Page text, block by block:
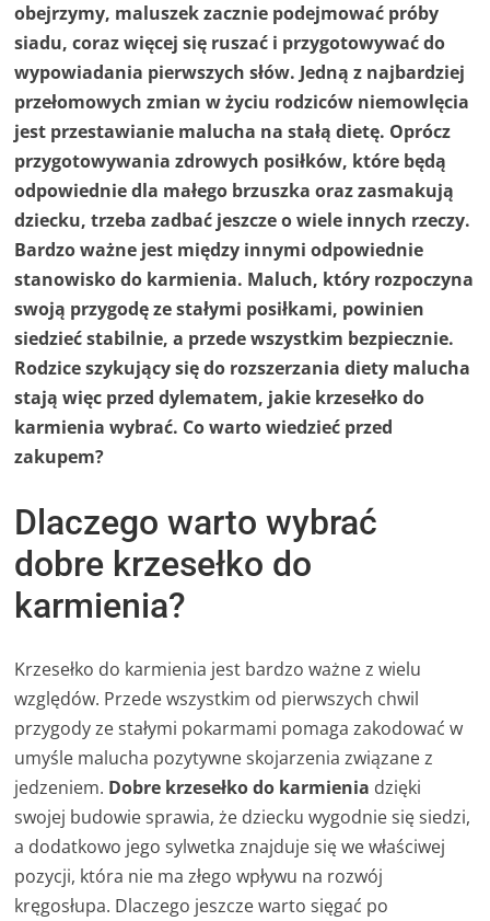
obejrzymy, maluszek zacznie podejmować próby
siadu, coraz więcej się ruszać i przygotowywać do
wypowiadania pierwszych słów. Jedną z najbardziej
przełomowych zmian w życiu rodziców niemowlęcia
jest przestawianie malucha na stałą dietę. Oprócz
przygotowywania zdrowych posiłków, które będą
odpowiednie dla małego brzuszka oraz zasmakują
dziecku, trzeba zadbać jeszcze o wiele innych rzeczy.
Bardzo ważne jest między innymi odpowiednie
stanowisko do karmienia. Maluch, który rozpoczyna
swoją przygodę ze stałymi posiłkami, powinien
siedzieć stabilnie, a przede wszystkim bezpiecznie.
Rodzice szykujący się do rozszerzania diety malucha
stają więc przed dylematem, jakie krzesełko do
karmienia wybrać. Co warto wiedzieć przed
zakupem?
Dlaczego warto wybrać
dobre krzesełko do
karmienia?
Krzesełko do karmienia jest bardzo ważne z wielu
względów. Przede wszystkim od pierwszych chwil
przygody ze stałymi pokarmami pomaga zakodować w
umyśle malucha pozytywne skojarzenia związane z
jedzeniem. Dobre krzesełko do karmienia dzięki
swojej budowie sprawia, że dziecku wygodnie się siedzi,
a dodatkowo jego sylwetka znajduje się we właściwej
pozycji, która nie ma złego wpływu na rozwój
kręgosłupa. Dlaczego jeszcze warto sięgać po